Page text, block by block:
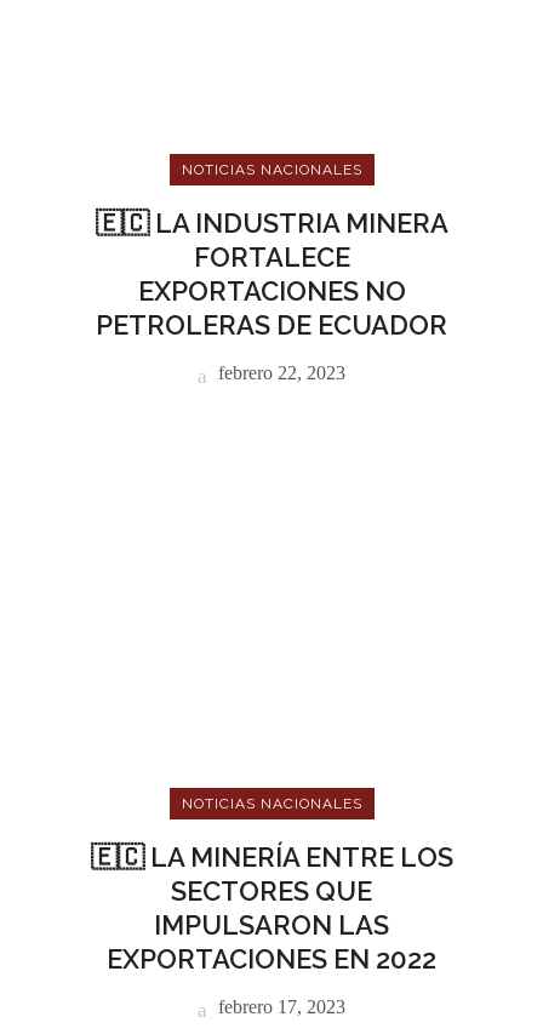
NOTICIAS NACIONALES
🇪🇨 LA INDUSTRIA MINERA
FORTALECE
EXPORTACIONES NO
PETROLERAS DE ECUADOR
febrero 22, 2023
NOTICIAS NACIONALES
🇪🇨 LA MINERÍA ENTRE LOS
SECTORES QUE
IMPULSARON LAS
EXPORTACIONES EN 2022
febrero 17, 2023